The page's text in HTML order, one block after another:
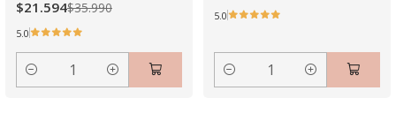
$21.594$35.990
5.0
Cantidad
5.0
Cantidad